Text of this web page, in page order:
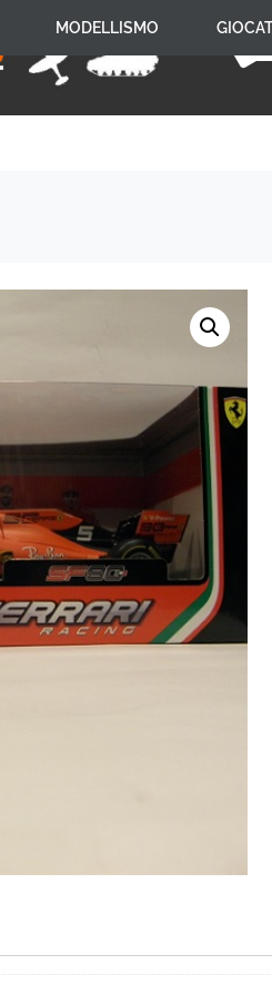
MODELLISMO